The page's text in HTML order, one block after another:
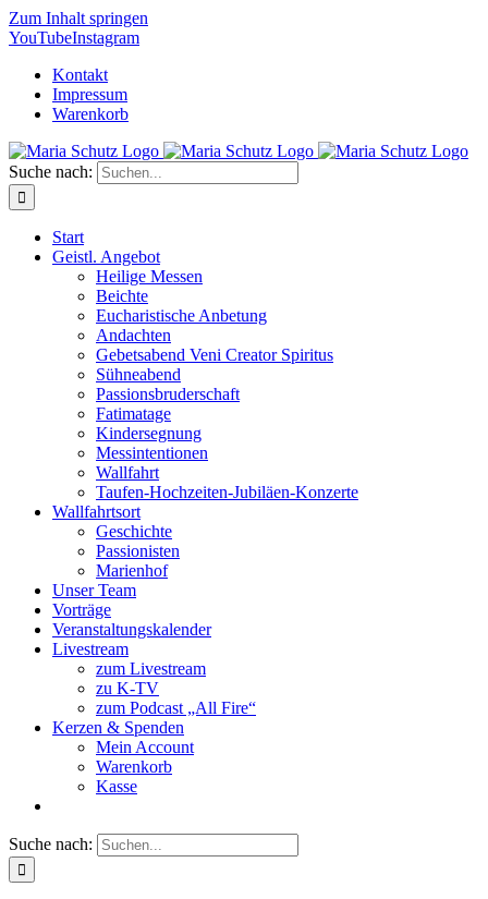
Zum Inhalt springen
YouTubeInstagram
Kontakt
Impressum
Warenkorb
Suche nach:
Start
Geistl. Angebot
Heilige Messen
Beichte
Eucharistische Anbetung
Andachten
Gebetsabend Veni Creator Spiritus
Sühneabend
Passionsbruderschaft
Fatimatage
Kindersegnung
Messintentionen
Wallfahrt
Taufen-Hochzeiten-Jubiläen-Konzerte
Wallfahrtsort
Geschichte
Passionisten
Marienhof
Unser Team
Vorträge
Veranstaltungskalender
Livestream
zum Livestream
zu K-TV
zum Podcast „All Fire“
Kerzen & Spenden
Mein Account
Warenkorb
Kasse
Suche nach: